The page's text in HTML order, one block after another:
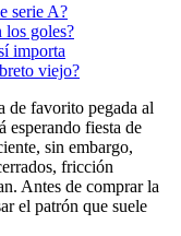
serie A?
los goles?
importa
viejo?
de favorito pegada al
esperando fiesta de
sin embargo,
fricción
Antes de comprar la
el patrón que suele